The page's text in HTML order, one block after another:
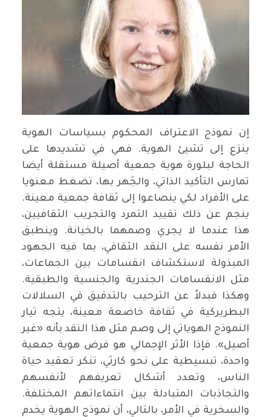
إن نموذج الاعتراف المحكوم بسياسات الهوية
ينزع إلى تشيئ الهوية. فهي في تشديدها على
الحاجة لبلورة هوية جمعية أصيلة مستقلة أيضا
تمارس التأكيد الذاتي، والجَهر بها، تضغط معنويا
على الأفراد لكي ينصاعوا إلى ثقافة جمعية معينة.
ينجم عن ذلك تقييد التمرد والتجريب الثقافيين،
هذا عندما لا يجري وصمهما بالخيانة. وينطبق
الأمر نفسه على النقد الثقافي، بما فيه الجهود
المبذولة لاستكشاف انقسامات بين الجماعات،
مثل الانقسامات الجندرية والجنسية والطبقية.
وهكذا فبدلاً عن الترحيب بالتدقيق في السلالات
البطريركية في ثقافة خاضعة معينة، يتجه تيار
النموذج الهوياتي إلى وصم مثل هذا النقد بأنه «غير
أصيل». فإذا الأثر الإجمالي هو فرض هوية جمعية
واحدة، تبسيطية على نحو كارثي، تنكر تعقيد حياة
الناس، وتعدد أشكال تعريفهم لأنفسهم
والتجاذبات المتبادلة بين انتماءاتهم المختلفة.
والسخرية في الأمر، بالتالي، أن نموذج الهوية يخدم